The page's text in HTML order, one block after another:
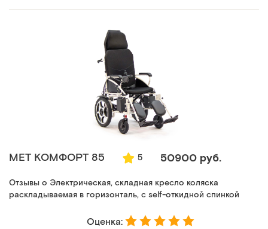
MET КОМФОРТ 85 5 50900 руб.
Отзывы о Электрическая, складная кресло коляска
раскладываемая в горизонталь, с self-откидной спинкой
Оценка: